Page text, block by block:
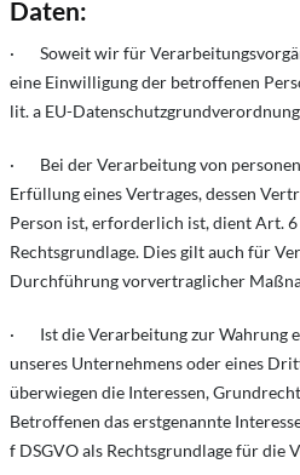
Daten:
· Soweit wir für
eine Einwilligung der betroffenen
lit. a EU-
· Bei der Verarbeitung von
Erfüllung eines Vertrages, dessen
Person ist, erforderlich ist, dient Art. 6
Rechtsgrundlage. Dies gilt auch für
Durchführung vorvertraglicher
· Ist die Verarbeitung zur Wahrung
unseres Unternehmens oder eines
überwiegen die Interessen,
Betroffenen das erstgenannte
f DSGVO als Rechtsgrundlage für die